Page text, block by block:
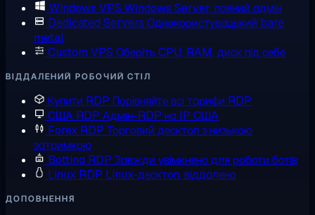
Windows VPS Windows Server, повний адмін
Dedicated Servers Однокористувацький bare
metal
Custom VPS Оберіть CPU, RAM, диск під себе
ВІДДАЛЕНИЙ РОБОЧИЙ СТІЛ
Купити RDP Порівняйте всі тарифи RDP
США RDP Адмін-RDP на IP США
Forex RDP Торговий десктоп з низькою
затримкою
Botting RDP Завжди увімкнено для роботи ботів
Linux RDP Linux-десктоп, віддалено
ДОПОВНЕННЯ